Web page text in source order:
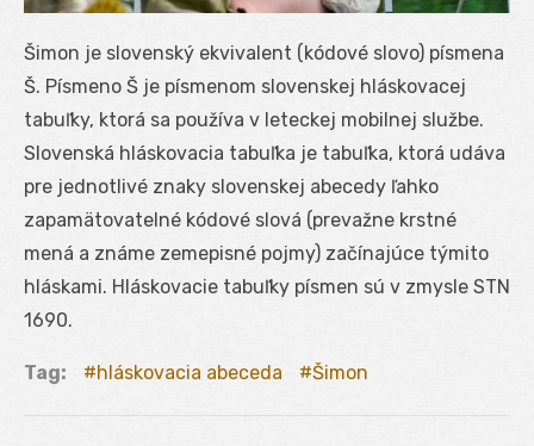
Šimon je slovenský ekvivalent (kódové slovo) písmena
Š. Písmeno Š je písmenom slovenskej hláskovacej
tabuľky, ktorá sa používa v leteckej mobilnej službe.
Slovenská hláskovacia tabuľka je tabuľka, ktorá udáva
pre jednotlivé znaky slovenskej abecedy ľahko
zapamätovatelné kódové slová (prevažne krstné
mená a známe zemepisné pojmy) začínajúce týmito
hláskami. Hláskovacie tabuľky písmen sú v zmysle STN
1690.
Tag: hláskovacia abeceda Šimon